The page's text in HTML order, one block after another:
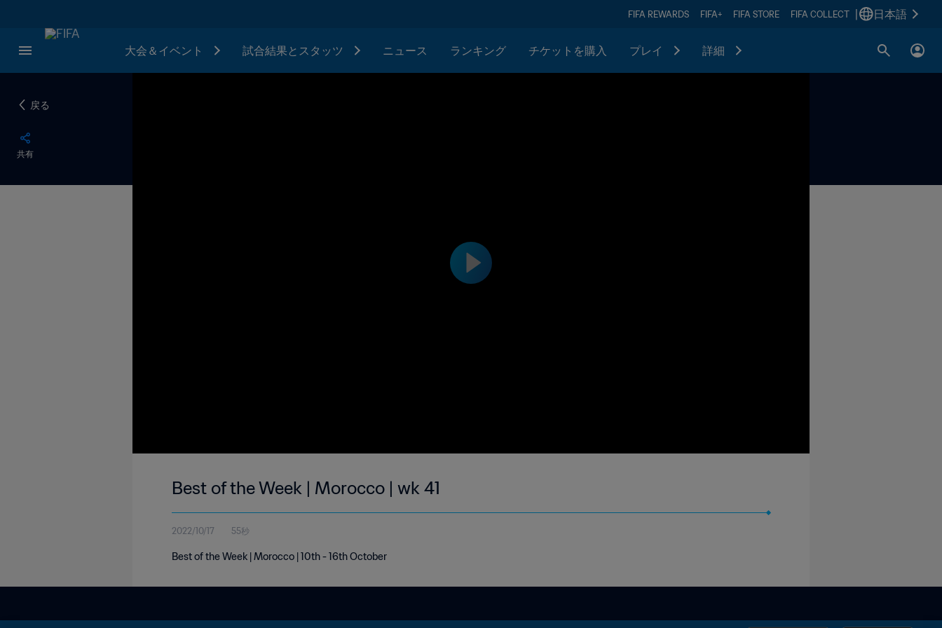
FIFA REWARDS FIFA+ FIFA STORE FIFA COLLECT 日本語
大会＆イベント 試合結果とスタッツ ニュース ランキング チケットを購入 プレイ 詳細
戻る
共有
Best of the Week | Morocco | wk 41
2022/10/17 55秒
Best of the Week | Morocco | 10th - 16th October